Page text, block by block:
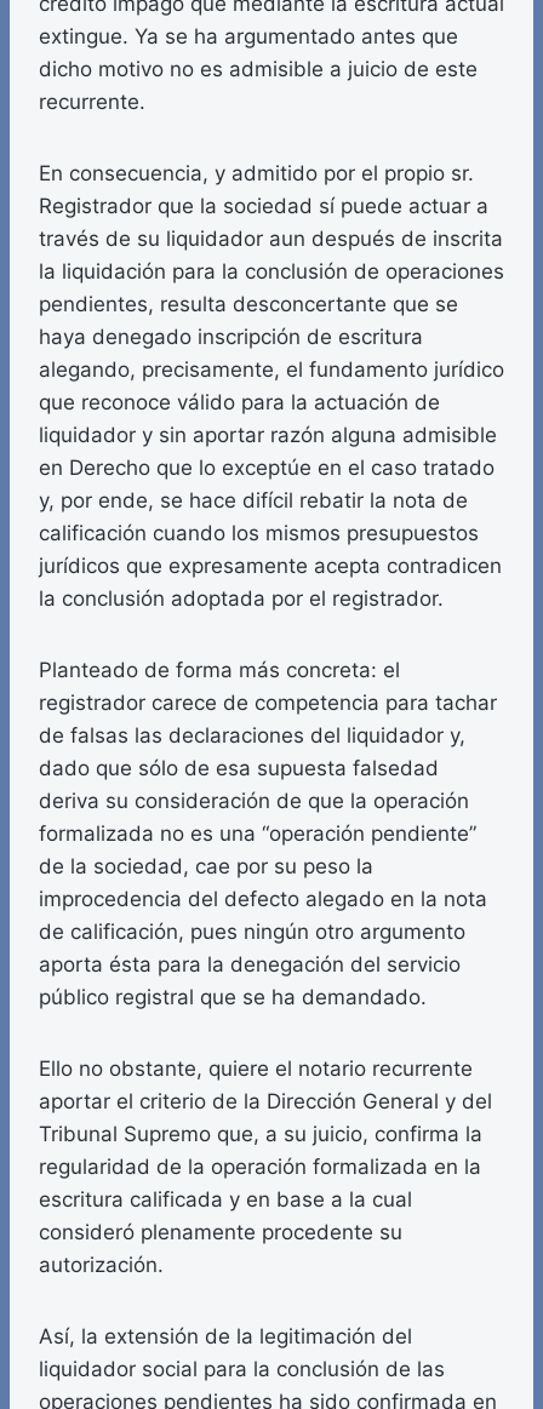
extingue. Ya se ha argumentado antes que
dicho motivo no es admisible a juicio de este
recurrente.
En consecuencia, y admitido por el propio sr.
Registrador que la sociedad sí puede actuar a
través de su liquidador aun después de inscrita
la liquidación para la conclusión de operaciones
pendientes, resulta desconcertante que se
haya denegado inscripción de escritura
alegando, precisamente, el fundamento jurídico
que reconoce válido para la actuación de
liquidador y sin aportar razón alguna admisible
en Derecho que lo exceptúe en el caso tratado
y, por ende, se hace difícil rebatir la nota de
calificación cuando los mismos presupuestos
jurídicos que expresamente acepta contradicen
la conclusión adoptada por el registrador.
Planteado de forma más concreta: el
registrador carece de competencia para tachar
de falsas las declaraciones del liquidador y,
dado que sólo de esa supuesta falsedad
deriva su consideración de que la operación
formalizada no es una “operación pendiente”
de la sociedad, cae por su peso la
improcedencia del defecto alegado en la nota
de calificación, pues ningún otro argumento
aporta ésta para la denegación del servicio
público registral que se ha demandado.
Ello no obstante, quiere el notario recurrente
aportar el criterio de la Dirección General y del
Tribunal Supremo que, a su juicio, confirma la
regularidad de la operación formalizada en la
escritura calificada y en base a la cual
consideró plenamente procedente su
autorización.
Así, la extensión de la legitimación del
liquidador social para la conclusión de las
operaciones pendientes ha sido confirmada en